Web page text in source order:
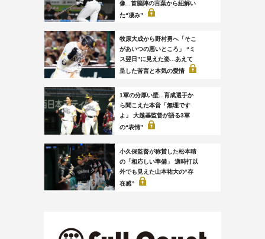
像...首脳陣の言葉から紐解い
た“凄み”
牧原大成から野村勇へ「そこ
があいつの悪いところ」 “ミ
ス翌日”に見えた姿...あえて
呈した苦言と本気の愛情
1軍の分厚い壁...育成選手か
ら聞こえた本音「無理です
よ」 大越基監督が語る3軍
の“表情”
小久保監督が称賛した松本晴
の「相応しい準備」 適時打以
外でも見えた山本祐大の“存
在感”